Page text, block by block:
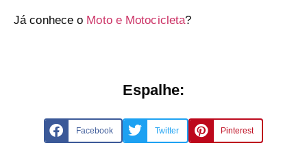
Já conhece o Moto e Motocicleta?
Espalhe:
Facebook Twitter Pinterest